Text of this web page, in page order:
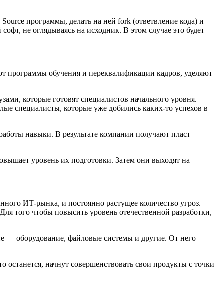
программы, делать на ней fork (ответвление кода) и
не оглядываясь на исходник. В этом случае это будет
программы обучения и переквалификации кадров, уделяют
которые готовят специалистов начального уровня.
специалисты, которые уже добились каких-то успехов в
навыки. В результате компании получают пласт
уровень их подготовки. Затем они выходят на
ИТ-рынка, и постоянно растущее количество угроз.
того чтобы повысить уровень отечественной разработки,
— оборудование, файловые системы и другие. От него
начнут совершенствовать свои продукты с точки